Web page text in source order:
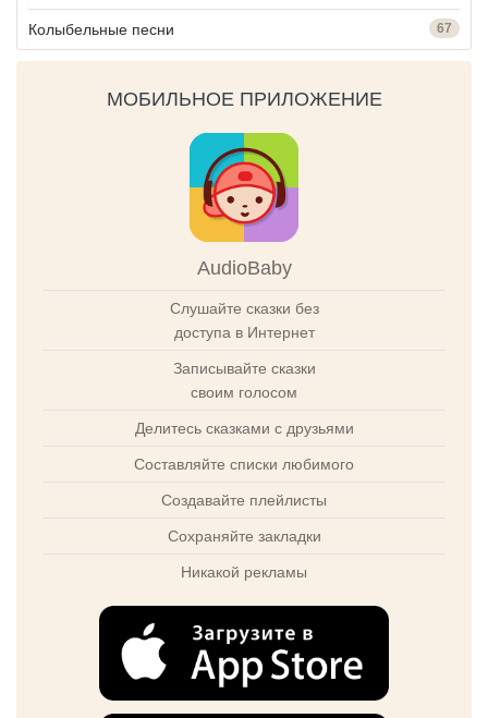
Колыбельные песни 67
МОБИЛЬНОЕ ПРИЛОЖЕНИЕ
AudioBaby
Слушайте сказки без
доступа в Интернет
Записывайте сказки
своим голосом
Делитесь сказками с друзьями
Составляйте списки любимого
Создавайте плейлисты
Сохраняйте закладки
Никакой рекламы